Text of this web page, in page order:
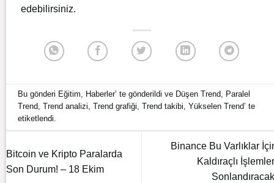
edebilirsiniz.
Bu gönderi Eğitim, Haberler’ te gönderildi ve Düşen Trend, Paralel
Trend,Trend analizi,Trend grafiği,Trend takibi,Yükselen Trend’ te
etiketlendi.
Bitcoin ve Kripto Paralarda
Son Durum! – 18 Ekim
Binance Bu Varlıklar
Kaldıraçlı